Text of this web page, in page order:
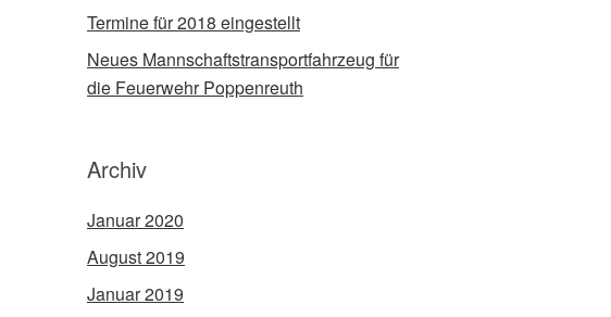
Termine für 2018 eingestellt
Neues Mannschaftstransportfahrzeug für
die Feuerwehr Poppenreuth
Archiv
Januar 2020
August 2019
Januar 2019